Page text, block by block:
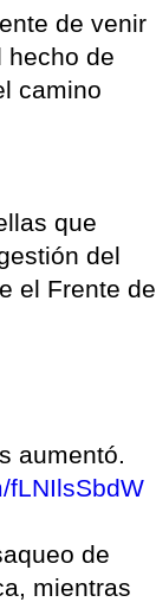
de venir
hecho de
camino
que
del
el Frente de
aumentó.
fLNIlsSbdW
de
mientras